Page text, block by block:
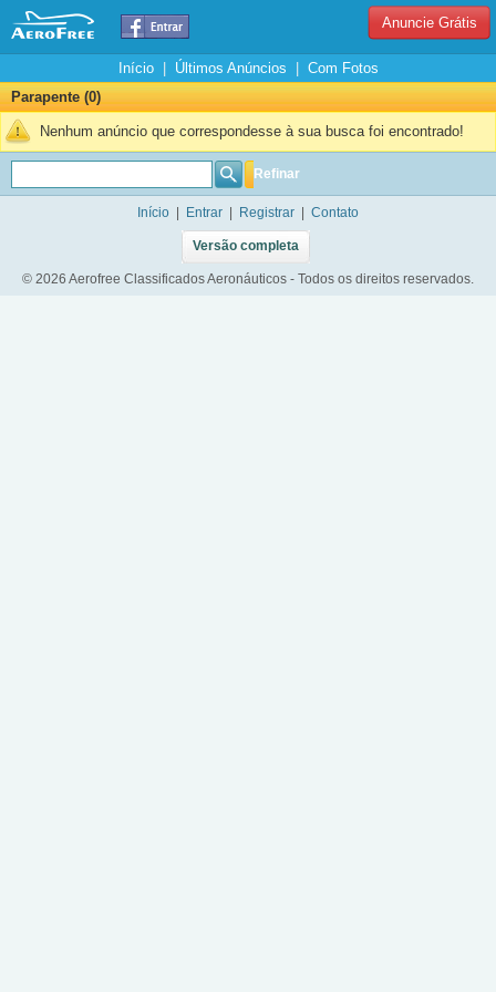
Anuncie Grátis
Início| Últimos Anúncios
Com Fotos
Parapente (0)
Nenhum anúncio que correspondesse à sua busca foi encontrado!
Refinar
Início Entrar Registrar Contato
Versão completa
© 2026 Aerofree Classificados Aeronáuticos - Todos os direitos reservados.